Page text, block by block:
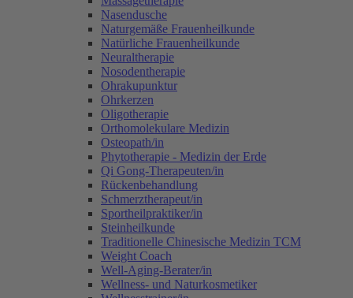
Nasendusche
Naturgemäße Frauenheilkunde
Natürliche Frauenheilkunde
Neuraltherapie
Nosodentherapie
Ohrakupunktur
Ohrkerzen
Oligotherapie
Orthomolekulare Medizin
Osteopath/in
Phytotherapie - Medizin der Erde
Qi Gong-Therapeuten/in
Rückenbehandlung
Schmerztherapeut/in
Sportheilpraktiker/in
Steinheilkunde
Traditionelle Chinesische Medizin TCM
Weight Coach
Well-Aging-Berater/in
Wellness- und Naturkosmetiker